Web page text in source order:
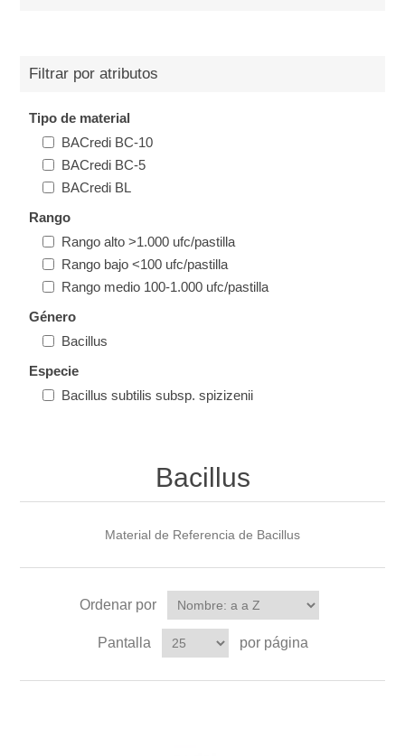
Filtrar por atributos
Tipo de material
BACredi BC-10
BACredi BC-5
BACredi BL
Rango
Rango alto >1.000 ufc/pastilla
Rango bajo <100 ufc/pastilla
Rango medio 100-1.000 ufc/pastilla
Género
Bacillus
Especie
Bacillus subtilis subsp. spizizenii
Bacillus
Material de Referencia de Bacillus
Ordenar por
Pantalla por página